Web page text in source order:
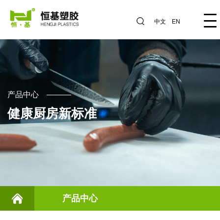
中文 EN
产品中心
健康厨房新标准
产品中心